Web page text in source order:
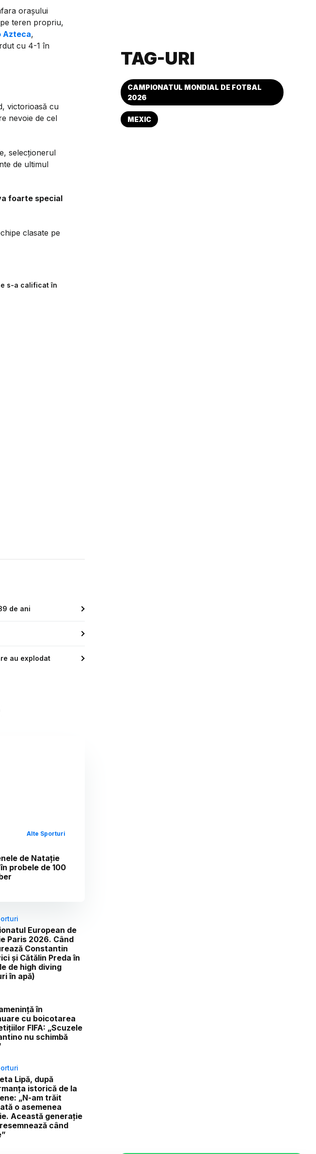
orașului
teren propriu,
Azteca,
cu 4-1 în
victorioasă cu
nevoie de cel
selecționerul
de ultimul
foarte special
clasate pe
s-a calificat în
de ani
au explodat
Alte Sporturi
de Natație
probele de 100
European de
Paris 2026. Când
Constantin
și Cătălin Preda în
de high diving
în apă)
în
cu boicotarea
FIFA: „Scuzele
nu schimbă
Lipă, după
istorică de la
„N-am trăit
o asemenea
Această generație
când
TAG-URI
CAMPIONATUL MONDIAL DE FOTBAL
2026
MEXIC